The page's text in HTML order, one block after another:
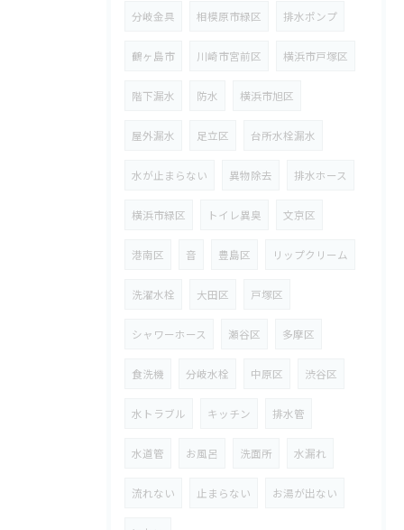
分岐金具 相模原市緑区 排水ポンプ
鶴ヶ島市 川崎市宮前区 横浜市戸塚区
階下漏水 防水 横浜市旭区
屋外漏水 足立区 台所水栓漏水
水が止まらない 異物除去 排水ホース
横浜市緑区 トイレ異臭 文京区
港南区 音 豊島区 リップクリーム
洗濯水栓 大田区 戸塚区
シャワーホース 瀬谷区 多摩区
食洗機 分岐水栓 中原区 渋谷区
水トラブル キッチン 排水管
水道管 お風呂 洗面所 水漏れ
流れない 止まらない お湯が出ない